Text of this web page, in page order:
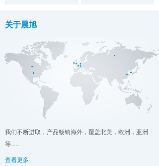
我们不断进取，产品畅销海外，覆盖北美，欧洲，亚洲
等......
关于晨旭
查看更多